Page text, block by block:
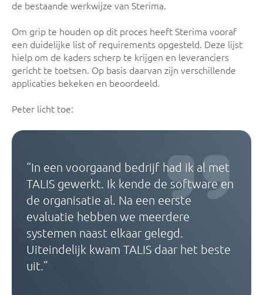
de bestaande werkwijze van Sterima.
Om grip te houden op dit proces heeft Sterima vooraf
een duidelijke list of requirements opgesteld. Deze lijst
hielp om de kaders scherp te krijgen en leveranciers
gericht te toetsen. Op basis daarvan zijn verschillende
applicaties bekeken en beoordeeld.
Peter licht toe:
“In een voorgaand bedrijf had ik al met
TALIS gewerkt. Ik kende de software en
de organisatie al. Na een eerste
evaluatie hebben we meerdere
systemen naast elkaar gelegd.
Uiteindelijk kwam TALIS daar het beste
uit.”